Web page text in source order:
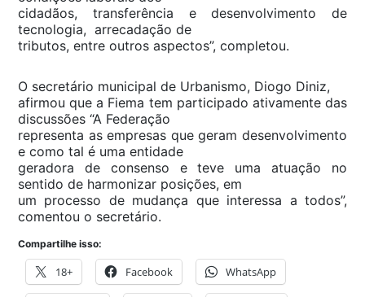
cidadãos, transferência e desenvolvimento de
tecnologia, arrecadação de
tributos, entre outros aspectos”, completou.
O secretário municipal de Urbanismo, Diogo Diniz,
afirmou que a Fiema tem participado ativamente das
discussões “A Federação
representa as empresas que geram desenvolvimento
e como tal é uma entidade
geradora de consenso e teve uma atuação no
sentido de harmonizar posições, em
um processo de mudança que interessa a todos”,
comentou o secretário.
Compartilhe isso:
18+ Facebook WhatsApp